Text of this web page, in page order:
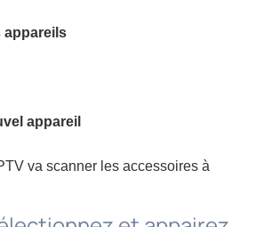
appareils
appareil
va scanner les accessoires à